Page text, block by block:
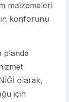
malzemeleri
konforunu
planda
olarak,
için